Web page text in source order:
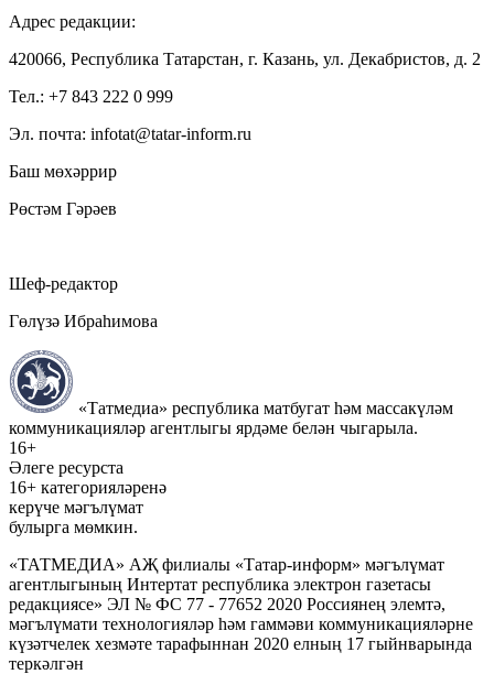
Адрес редакции:
420066, Республика Татарстан, г. Казань, ул. Декабристов, д. 2
Тел.: +7 843 222 0 999
Эл. почта: infotat@tatar-inform.ru
Баш мөхәррир
Рөстәм Гәрәев
Шеф-редактор
Гөлүзә Ибраһимова
«Татмедиа» республика матбугат һәм массакүләм
коммуникацияләр агентлыгы ярдәме белән чыгарыла.
16+
Әлеге ресурста
16+ категорияләренә
керүче мәгълүмат
булырга мөмкин.
«ТАТМЕДИА» АҖ филиалы «Татар-информ» мәгълүмат
агентлыгының Интертат республика электрон газетасы
редакциясе» ЭЛ № ФС 77 - 77652 2020 Россиянең элемтә,
мәгълүмати технологияләр һәм гаммәви коммуникацияләрне
күзәтчелек хезмәте тарафыннан 2020 елның 17 гыйнварында
теркәлгән